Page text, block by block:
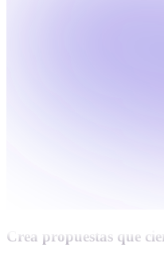
Crea propuestas que